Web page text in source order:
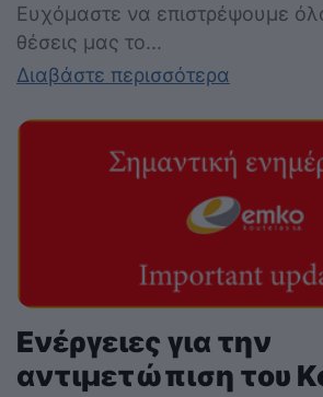
Ευχόμαστε να επιστρέψουμε
θέσεις μας το...
Διαβάστε περισσότερα
Ενέργειες για την
αντιμετώπιση του